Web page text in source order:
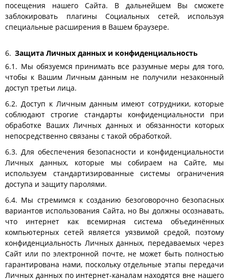
посещения нашего Сайта. В дальнейшем Вы сможете
заблокировать плагины Социальных сетей, используя
специальные расширения в Вашем браузере.
Защита Личных данных и конфиденциальность
Мы обязуемся принимать все разумные меры для того,
чтобы к Вашим Личным данным не получили незаконный
доступ третьи лица.
Доступ к Личным данным имеют сотрудники, которые
соблюдают строгие стандарты конфиденциальности при
обработке Ваших Личных данных и обязанности которых
непосредственно связаны с такой обработкой.
Для обеспечения безопасности и конфиденциальности
Личных данных, которые мы собираем на Сайте, мы
используем стандартизированные системы ограничения
доступа и защиту паролями.
Мы стремимся к созданию безоговорочно безопасных
вариантов использования Сайта, но Вы должны осознавать,
что интернет как всемирная система объединённых
компьютерных сетей является уязвимой средой, поэтому
конфиденциальность Личных данных, передаваемых через
Сайт или по электронной почте, не может быть полностью
гарантирована нами, поскольку отдельные этапы передачи
Личных данных по интернет-каналам находятся вне нашего